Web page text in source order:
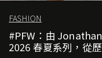
FASHION
#PFW：由
2026 春夏系列，從